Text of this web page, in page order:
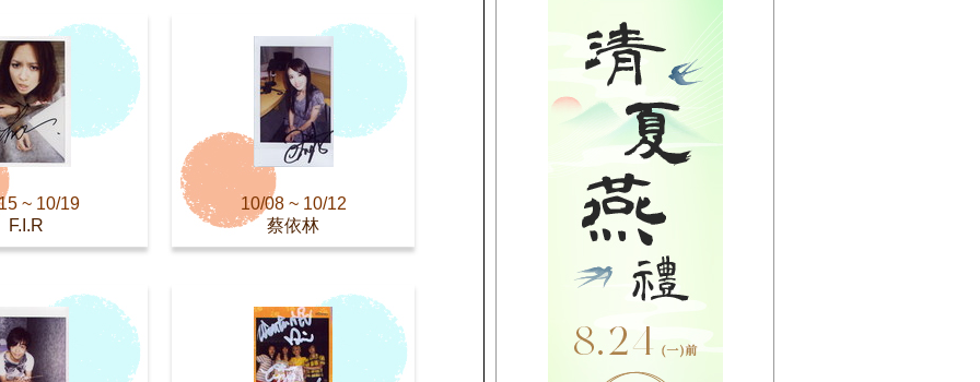
~ 10/19
F.I.R
10/08 ~ 10/12
蔡依林
(聯播)夜貓DJ-Dennis
【HitFm正在進行】
OH YA DJ-木木
(聯播)夜貓DJ-Dennis